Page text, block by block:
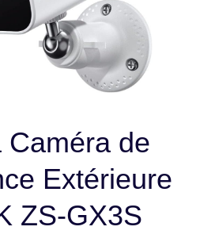
Caméra de
Extérieure
ZS-GX3S